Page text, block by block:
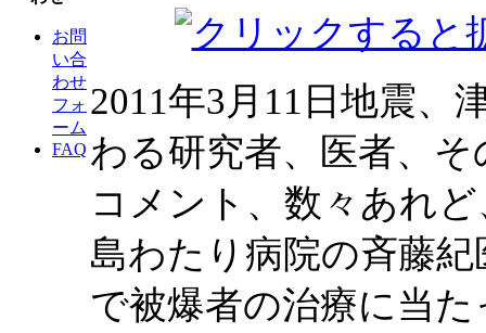
お問
い合
わせ
フォ
ーム
FAQ
2011年3月11日地震、
わる研究者、医者、
コメント、数々あれ
島わたり病院の斉藤
で被爆者の治療に当